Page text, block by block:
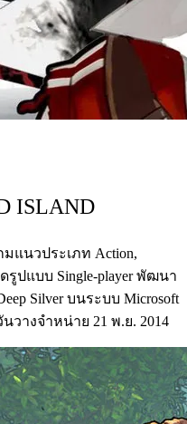
ISLAND
กมแนวประเภท Action,
รูปแบบ Single-player พัฒนา
Silver บนระบบ Microsoft
นวางจำหน่าย 21 พ.ย. 2014